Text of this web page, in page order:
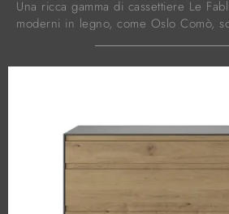
Una ricca gamma di cassettiere Le
moderni in legno, come Oslo Comò,